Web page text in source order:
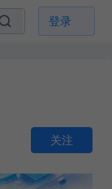
登录
关注